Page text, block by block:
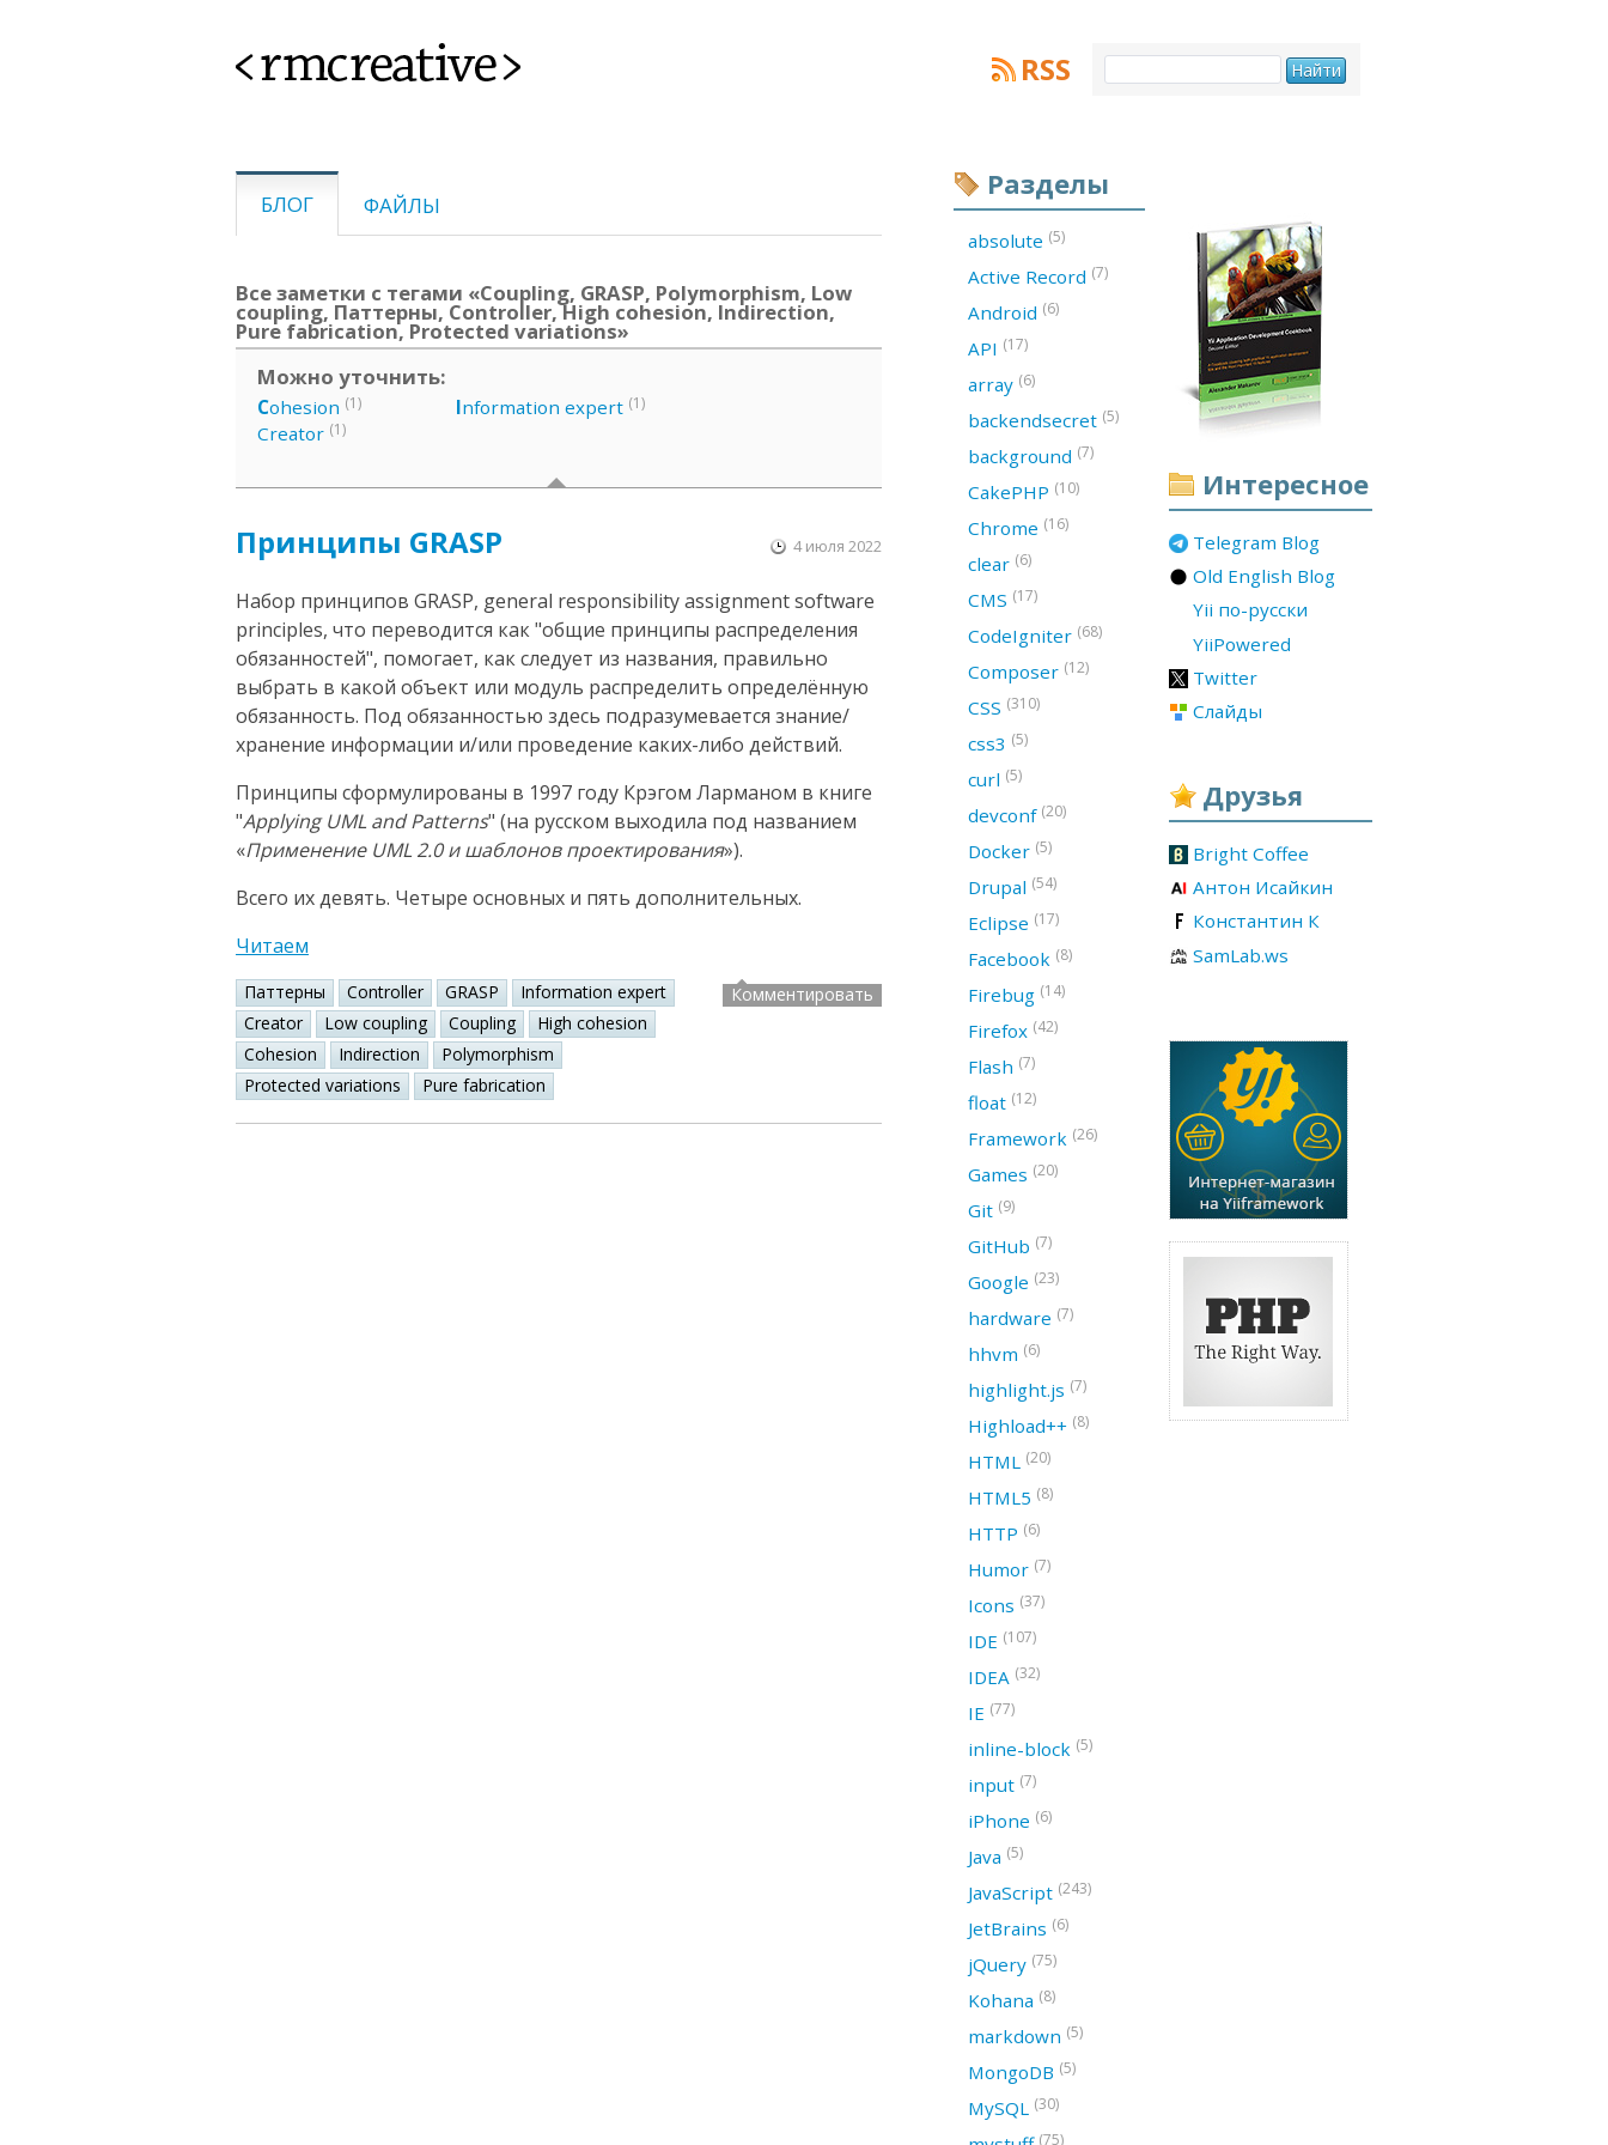
<rmcreative> RSS
БЛОГ ФАЙЛЫ
Все заметки с тегами «Coupling, GRASP, Polymorphism, Low
coupling, Паттерны, Controller, High cohesion, Indirection,
Pure fabrication, Protected variations»
Можно уточнить:
Cohesion (1)
Creator (1)
Information expert (1)
Принципы GRASP 4 июля 2022
Набор принципов GRASP, general responsibility assignment software
principles, что переводится как "общие принципы распределения
обязанностей", помогает, как следует из названия, правильно
выбрать в какой объект или модуль распределить определённую
обязанность. Под обязанностью здесь подразумевается знание/
хранение информации и/или проведение каких-либо действий.
Принципы сформулированы в 1997 году Крэгом Ларманом в книге
"Applying UML and Patterns" (на русском выходила под названием
«Применение UML 2.0 и шаблонов проектирования»).
Всего их девять. Четыре основных и пять дополнительных.
Читаем
Паттерны Controller GRASP
Information expert
Creator
Low coupling Coupling
High cohesion
Cohesion
Indirection
Polymorphism
Protected variations
Pure fabrication
Комментировать
Интересное
Telegram Blog
Old English Blog
Yii по-русски
YiiPowered
Twitter
Слайды
Друзья
Bright Coffee
Антон Исайкин
Константин К
SamLab.ws
Разделы
absolute (5)
Active Record (7)
Android (6)
API (17)
array (6)
backendsecret (5)
background (7)
CakePHP (10)
Chrome (16)
clear (6)
CMS (17)
CodeIgniter (68)
Composer (12)
CSS (310)
css3 (5)
curl (5)
devconf (20)
Docker (5)
Drupal (54)
Eclipse (17)
Facebook (8)
Firebug (14)
Firefox (42)
Flash (7)
float (12)
Framework (26)
Games (20)
Git (9)
GitHub (7)
Google (23)
hardware (7)
hhvm (6)
highlight.js (7)
Highload++ (8)
HTML (20)
HTML5 (8)
HTTP (6)
Humor (7)
Icons (37)
IDE (107)
IDEA (32)
IE (77)
inline-block (5)
input (7)
iPhone (6)
Java (5)
JavaScript (243)
JetBrains (6)
jQuery (75)
Kohana (8)
markdown (5)
MongoDB (5)
MySQL (30)
(75)